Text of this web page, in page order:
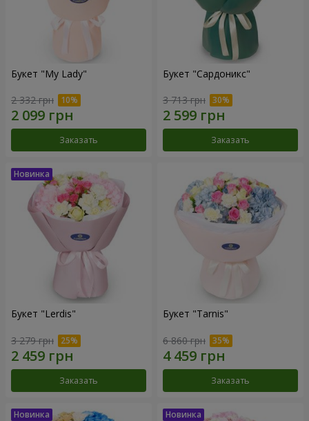
Букет "My Lady"
2 332 грн
Заказать
Букет "Сардоникс"
3 713 грн
Заказать
Букет "Lerdis"
3 279 грн
Заказать
Букет "Tarnis"
6 860 грн
Заказать